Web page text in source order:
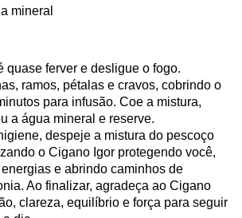
mineral
quase ferver e desligue o fogo.
ramos, pétalas e cravos, cobrindo o
para infusão. Coe a mistura,
a água mineral e reserve.
despeje a mistura do pescoço
o Cigano Igor protegendo você,
e abrindo caminhos de
Ao finalizar, agradeça ao Cigano
clareza, equilíbrio e força para seguir